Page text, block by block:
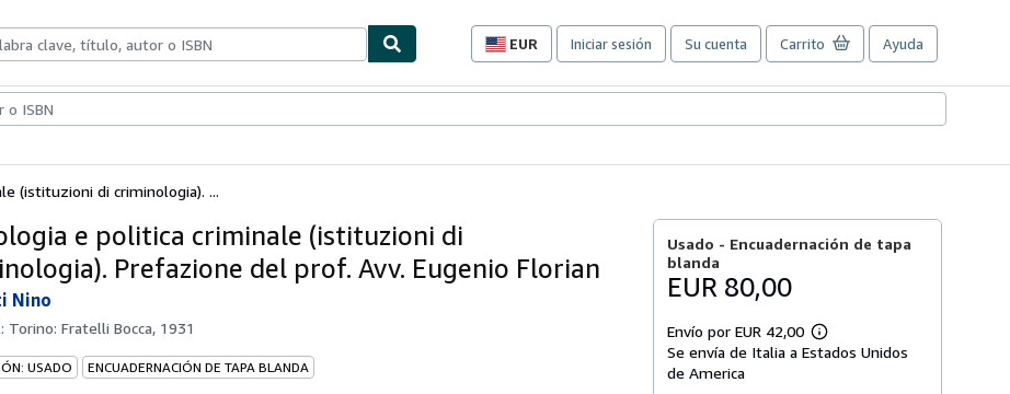
EUR
Preferencias
compra
sitio.
Iniciar sesión Su cuenta Carrito Ayuda
(istituzioni di criminologia). ...
e politica criminale (istituzioni di
Prefazione del prof. Avv. Eugenio Florian
Nino
Torino: Fratelli Bocca, 1931
USADO ENCUADERNACIÓN DE TAPA BLANDA
Usado - Encuadernación de tapa
blanda
EUR 80,00
Envío por EUR 42,00
Más
información
Se envía de Italia a Estados Unidos
de America